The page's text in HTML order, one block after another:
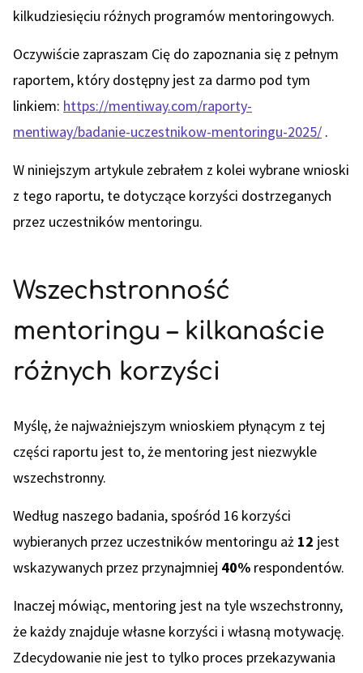
kilkudziesięciu różnych programów mentoringowych.
Oczywiście zapraszam Cię do zapoznania się z pełnym
raportem, który dostępny jest za darmo pod tym
linkiem: https://mentiway.com/raporty-
mentiway/badanie-uczestnikow-mentoringu-2025/ .
W niniejszym artykule zebrałem z kolei wybrane wnioski
z tego raportu, te dotyczące korzyści dostrzeganych
przez uczestników mentoringu.
Wszechstronność
mentoringu – kilkanaście
różnych korzyści
Myślę, że najważniejszym wnioskiem płynącym z tej
części raportu jest to, że mentoring jest niezwykle
wszechstronny.
Według naszego badania, spośród 16 korzyści
wybieranych przez uczestników mentoringu aż 12 jest
wskazywanych przez przynajmniej 40% respondentów.
Inaczej mówiąc, mentoring jest na tyle wszechstronny,
że każdy znajduje własne korzyści i własną motywację.
Zdecydowanie nie jest to tylko proces przekazywania